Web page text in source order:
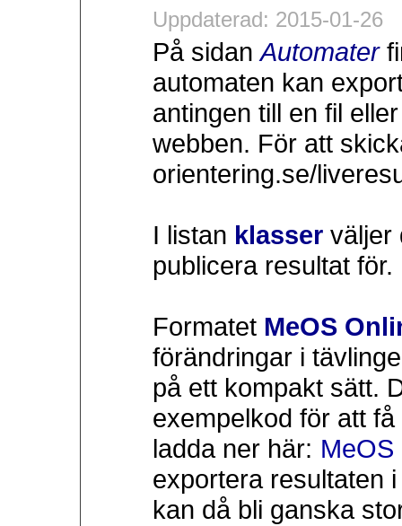
Uppdaterad: 2015-01-26
På sidanAutomater
automaten kan
antingen till en fil
webben. För att
orientering.se/
I listan klasser väljer
publicera resultat för.
Formatet MeOS
förändringar i
på ett kompakt sätt.
exempelkod för att
ladda ner här:
exportera resultaten
kan då bli ganska